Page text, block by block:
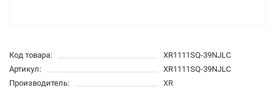
Код товара:
XR1111SQ-39NJLC
Артикул:
XR1111SQ-39NJLC
Производитель:
XR